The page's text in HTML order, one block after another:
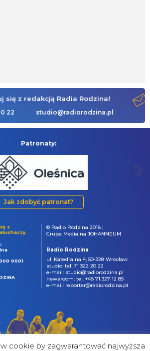
się z redakcją Radia Rodzina!
22 studio@radiorodzina.pl
Patronaty:
Jak zdobyć patronat?
z
0001
© Radio Rodzina 2018 |
Grupa Medialna JOHANNEUM
Radio Rodzina
ul. Katedralna 4, 50-328 Wrocław
studio: tel. 71 322 20 22
e-mail: studio@radiorodzina.pl
newsroom: tel. +48 71 327 12 85
e-mail: reporter@radiorodzina.pl
cookie by zagwarantować najwyższa